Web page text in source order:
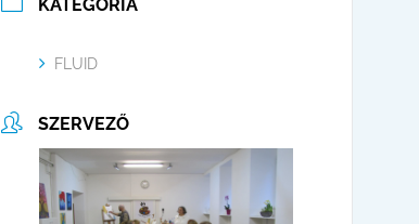
KATEGÓRIA
FLUID
SZERVEZŐ